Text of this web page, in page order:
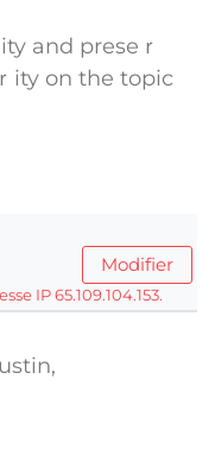
and preseｒ
ity on the topіc
Modifier
IP 65.109.104.153.